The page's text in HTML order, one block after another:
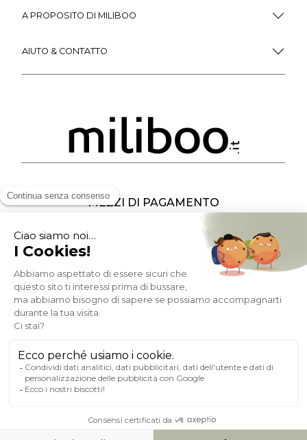
A PROPOSITO DI MILIBOO
AIUTO & CONTATTO
MEZZI DI PAGAMENTO
SOCIAL NETWORK
ITALIA
Diritti riservati
P.IVA : FR10 482 930 278